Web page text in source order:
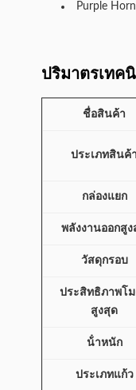
Purple
ปริมาตรเทค
ชื่อสินค้า
ประเภทสินค้า
กล่องแยก
พลังงานออกสูง
วัสดุกรอบ
ประสิทธิภาพโ
สูงสุด
น้ําหนัก
ประเภทแก้ว